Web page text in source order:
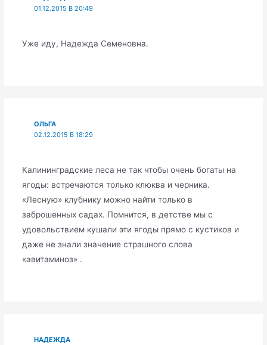
01.12.2015 В 20:49
Уже иду, Надежда Семеновна.
ОЛЬГА
02.12.2015 В 18:29
Калининградские леса не так чтобы очень богаты на
ягоды: встречаются только клюква и черника.
«Лесную» клубнику можно найти только в
заброшенных садах. Помнится, в детстве мы с
удовольствием кушали эти ягоды прямо с кустиков и
даже не знали значение страшного слова
«авитаминоз» .
НАДЕЖДА